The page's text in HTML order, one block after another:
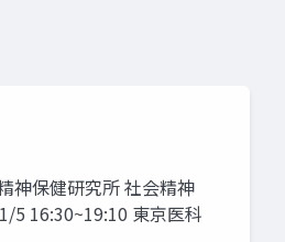
神保健研究所 社会精神
5 16:30~19:10 東京医科